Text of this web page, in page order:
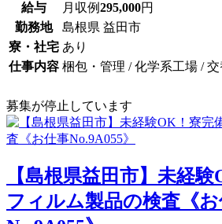
給与 月収例295,000円
勤務地
島根県 益田市
寮・社宅 あり
仕事内容 梱包・管理 / 化学系工場 / 交
募集が停止しています
【島根県益田市】未経験
フィルム製品の検査《